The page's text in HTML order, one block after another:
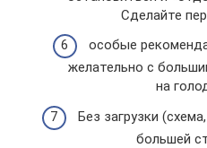
Сделайте
особые
желательно с
на
Без загрузки
большей